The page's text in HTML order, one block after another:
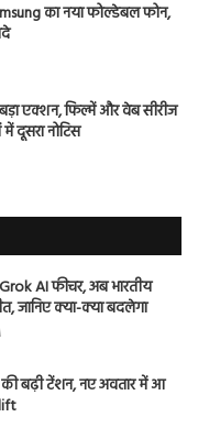
का नया फोल्डेबल फोन,
एक्शन, फिल्में और वेब सीरीज
में दूसरा नोटिस
AI फीचर, अब भारतीय
जानिए क्या-क्या बदलेगा
बढ़ी टेंशन, नए अवतार में आ